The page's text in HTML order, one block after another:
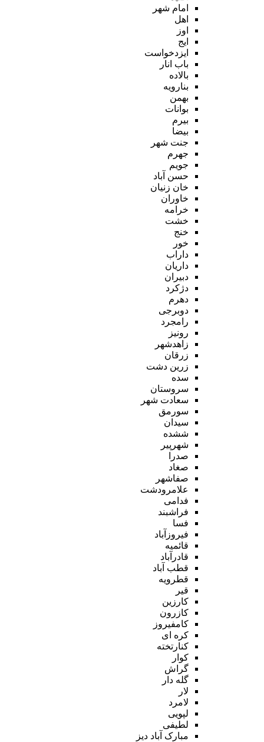
امام شهر
اهل
اوز
ایج
ایزدخواست
باب انار
بالاده
بنارویه
بهمن
بوانات
بیرم
بیضا
جنت شهر
جهرم
جویم
حسن آباد
خان زنیان
خاوران
خرامه
خشت
خنج
خور
داراب
داریان
دبیران
دژکرد
دهرم
دوبرجی
رامجرد
رونیز
زاهدشهر
زرقان
زرین دشت
سده
سروستان
سعادت شهر
سورمق
سیدان
ششده
شهرپیر
صدرا
صغاد
صفاشهر
علامرودشت
فدامی
فراشبند
فسا
فیروزآباد
قائمیه
قادرآباد
قطب آباد
قطرویه
قیر
کارزین
کازرون
کامفیروز
کره ای
کنارتخته
کوار
گراش
گله دار
لار
لامرد
لپویی
لطیفی
مبارک آباد دیز